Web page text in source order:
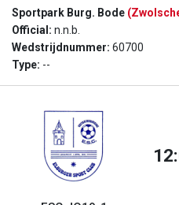
Sportpark Burg. Bode
Official: n.n.b.
Wedstrijdnummer: 60700
Type: --